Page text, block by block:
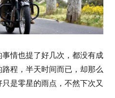
情也提了好几次，都没有成
程，半天时间而已，却那么
是零星的雨点，不然下次又